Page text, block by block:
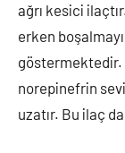
ağrı kesici
erken
göstermektedir.
norepinefrin
uzatır. Bu ilaç